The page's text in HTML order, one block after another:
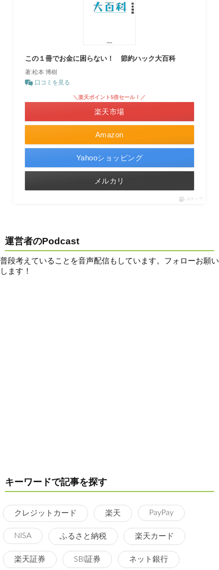
この１冊でお金に困らない！ 節約ハック大百科
著:松本 博樹
口コミを見る
Amazon
＼楽天ポイント5倍セール！／
楽天市場
Yahooショッピング
メルカリ
ポチップ
運営者のPodcast
普段考えていることを音声配信もしています。フォローお願い
します！
キーワードで記事を探す
クレジットカード 楽天 PayPay
NISA ふるさと納税 楽天カード
楽天証券 SBI証券 ネット銀行